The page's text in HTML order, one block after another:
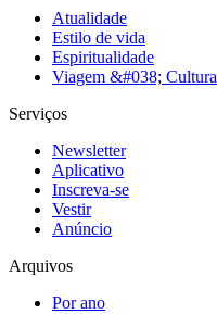
Atualidade
Estilo de vida
Espiritualidade
Viagem &#038; Cultura
Serviços
Newsletter
Aplicativo
Inscreva-se
Vestir
Anúncio
Arquivos
Por ano